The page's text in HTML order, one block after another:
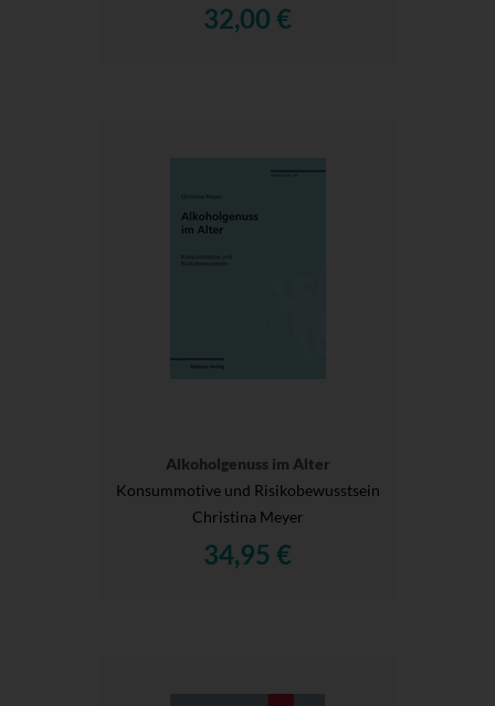
32,00 €
Alkoholgenuss im Alter
Konsummotive und Risikobewusstsein
Christina Meyer
34,95 €